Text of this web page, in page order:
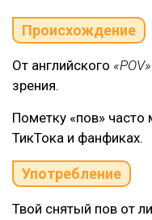
Происхождение
От английского «POV»
зрения.
Пометку «пов» часто
ТикТока и фанфиках.
Употребление
Твой снятый пов от